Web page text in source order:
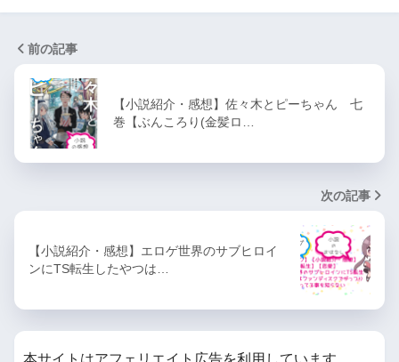
前の記事
【小説紹介・感想】佐々木とピーちゃん 七
巻【ぶんころり(金髪ロ…
次の記事
【小説紹介・感想】エロゲ世界のサブヒロイ
ンにTS転生したやつは…
本サイトはアフェリエイト広告を利用しています